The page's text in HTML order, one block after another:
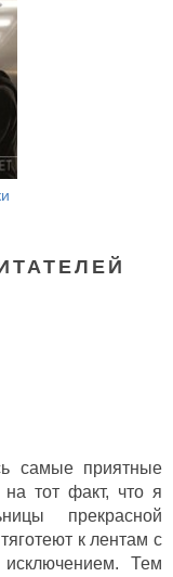
самые приятные
тот факт, что я
прекрасной
к лентам с
Тем